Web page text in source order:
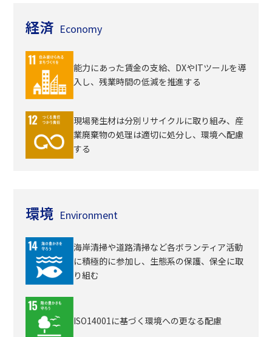
経済 Economy
能力にあった賃金の支給、DXやITツールを導
入し、残業時間の低減を推進する
現場発生材は分別リサイクルに取り組み、産
業廃棄物の処理は適切に処分し、環境へ配慮
する
環境 Environment
海岸清掃や道路清掃など各ボランティア活動
に積極的に参加し、生態系の保護、保全に取
り組む
ISO14001に基づく環境への更なる配慮